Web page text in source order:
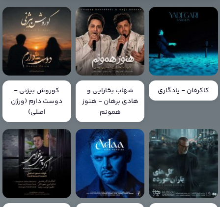
کاکرفان - یادگاری
شهاب بخارایی و
هادی برهان - هنوز
همونم
کوروش بیژنی -
دوست دارم (ورژن
اصلی)